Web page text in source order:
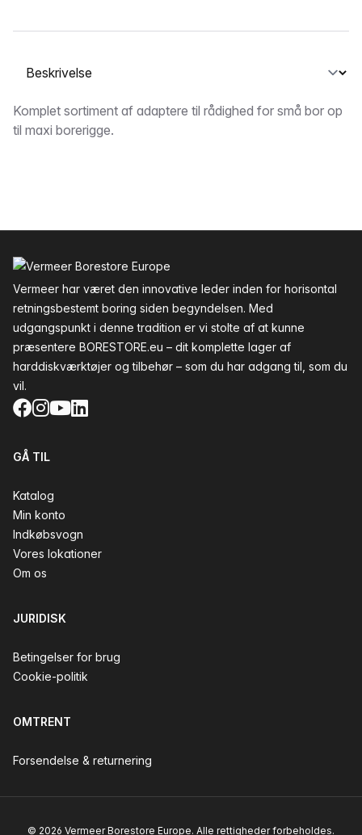
Vælg en fane
Beskrivelse
Komplet sortiment af adaptere til rådighed for små bor op
til maxi borerigge.
Vermeer har været den innovative leder inden for horisontal
retningsbestemt boring siden begyndelsen. Med
udgangspunkt i denne tradition er vi stolte af at kunne
præsentere BORESTORE.eu – dit komplette lager af
harddiskværktøjer og tilbehør – som du har adgang til, som du
vil.
Facebook
Instagram
YouTube
LinkedIn
GÅ TIL
Katalog
Min konto
Indkøbsvogn
Vores lokationer
Om os
JURIDISK
Betingelser for brug
Cookie-politik
OMTRENT
Forsendelse & returnering
© 2026 Vermeer Borestore Europe. Alle rettigheder forbeholdes.